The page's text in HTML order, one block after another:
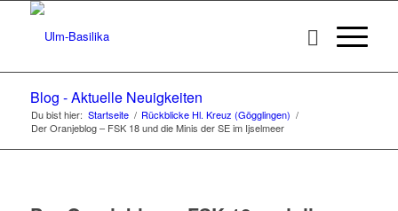
Blog - Aktuelle Neuigkeiten
Du bist hier: Startseite / Rückblicke Hl. Kreuz (Gögglingen) /
Der Oranjeblog – FSK 18 und die Minis der SE im Ijselmeer